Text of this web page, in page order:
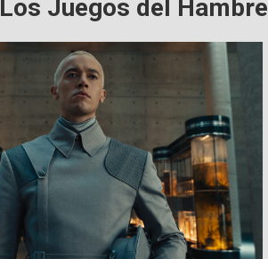
Los Juegos del Hambre